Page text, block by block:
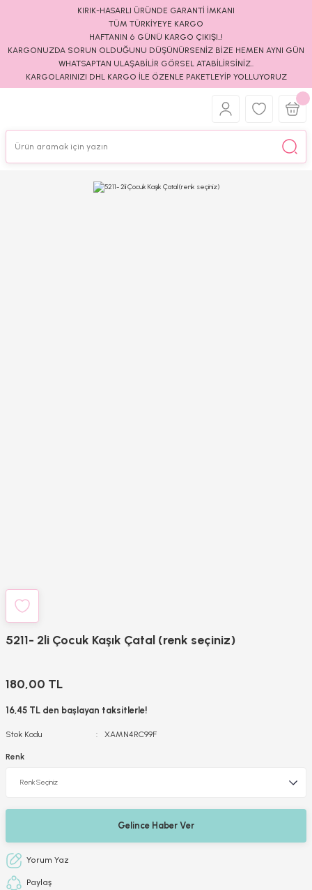
KIRIK-HASARLI ÜRÜNDE GARANTİ İMKANI
TÜM TÜRKİYEYE KARGO
HAFTANIN 6 GÜNÜ KARGO ÇIKIŞI..!
KARGONUZDA SORUN OLDUĞUNU DÜŞÜNÜRSENİZ BİZE HEMEN AYNI GÜN
WHATSAPTAN ULAŞABİLİR GÖRSEL ATABİLİRSİNİZ..
KARGOLARINIZI DHL KARGO İLE ÖZENLE PAKETLEYİP YOLLUYORUZ
5211- 2li Çocuk Kaşık Çatal (renk seçiniz)
180,00 TL
16,45 TL den başlayan taksitlerle!
Stok Kodu XAMN4RC99F
Renk
Gelince Haber Ver
Yorum Yaz
Paylaş